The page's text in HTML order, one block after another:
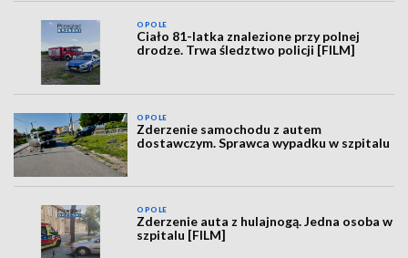
OPOLE
Ciało 81-latka znalezione przy polnej
drodze. Trwa śledztwo policji [FILM]
OPOLE
Zderzenie samochodu z autem
dostawczym. Sprawca wypadku w szpitalu
OPOLE
Zderzenie auta z hulajnogą. Jedna osoba w
szpitalu [FILM]